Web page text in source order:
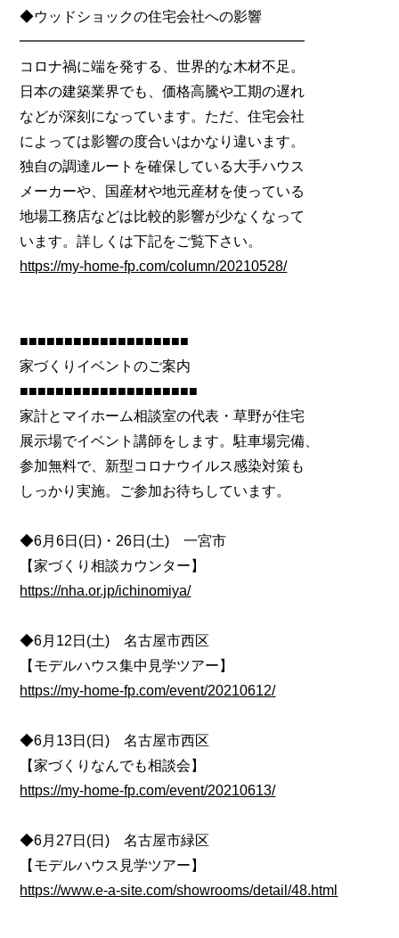
◆ウッドショックの住宅会社への影響
━━━━━━━━━━━━━━━━━━━━
コロナ禍に端を発する、世界的な木材不足。
日本の建築業界でも、価格高騰や工期の遅れ
などが深刻になっています。ただ、住宅会社
によっては影響の度合いはかなり違います。
独自の調達ルートを確保している大手ハウス
メーカーや、国産材や地元産材を使っている
地場工務店などは比較的影響が少なくなって
います。詳しくは下記をご覧下さい。
https://my-home-fp.com/column/20210528/
■■■■■■■■■■■■■■■■■■■
家づくりイベントのご案内
■■■■■■■■■■■■■■■■■■■■
家計とマイホーム相談室の代表・草野が住宅
展示場でイベント講師をします。駐車場完備、
参加無料で、新型コロナウイルス感染対策も
しっかり実施。ご参加お待ちしています。
◆6月6日(日)・26日(土) 一宮市
【家づくり相談カウンター】
https://nha.or.jp/ichinomiya/
◆6月12日(土) 名古屋市西区
【モデルハウス集中見学ツアー】
https://my-home-fp.com/event/20210612/
◆6月13日(日) 名古屋市西区
【家づくりなんでも相談会】
https://my-home-fp.com/event/20210613/
◆6月27日(日) 名古屋市緑区
【モデルハウス見学ツアー】
https://www.e-a-site.com/showrooms/detail/48.html